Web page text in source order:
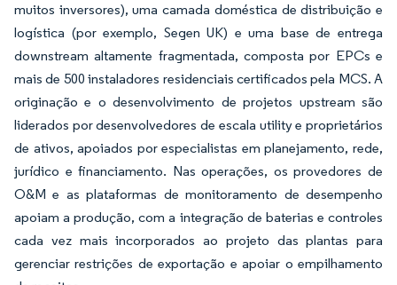
muitos inversores), uma camada doméstica de distribuição e
logística (por exemplo, Segen UK) e uma base de entrega
downstream altamente fragmentada, composta por EPCs e
mais de 500 instaladores residenciais certificados pela MCS. A
originação e o desenvolvimento de projetos upstream são
liderados por desenvolvedores de escala utility e proprietários
de ativos, apoiados por especialistas em planejamento, rede,
jurídico e financiamento. Nas operações, os provedores de
O&M e as plataformas de monitoramento de desempenho
apoiam a produção, com a integração de baterias e controles
cada vez mais incorporados ao projeto das plantas para
gerenciar restrições de exportação e apoiar o empilhamento